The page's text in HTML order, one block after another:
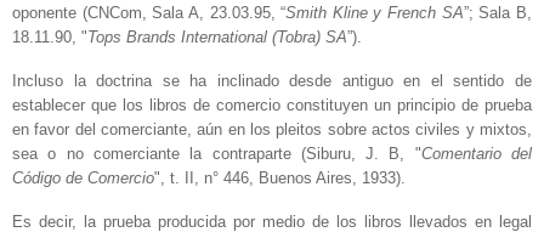
oponente (CNCom, Sala A, 23.03.95, “Smith Kline y French SA”; Sala B,
18.11.90, "Tops Brands International (Tobra) SA”).
Incluso la doctrina se ha inclinado desde antiguo en el sentido de
establecer que los libros de comercio constituyen un principio de prueba
en favor del comerciante, aún en los pleitos sobre actos civiles y mixtos,
sea o no comerciante la contraparte (Siburu, J. B, "Comentario del
Código de Comercio", t. II, n° 446, Buenos Aires, 1933).
Es decir, la prueba producida por medio de los libros llevados en legal